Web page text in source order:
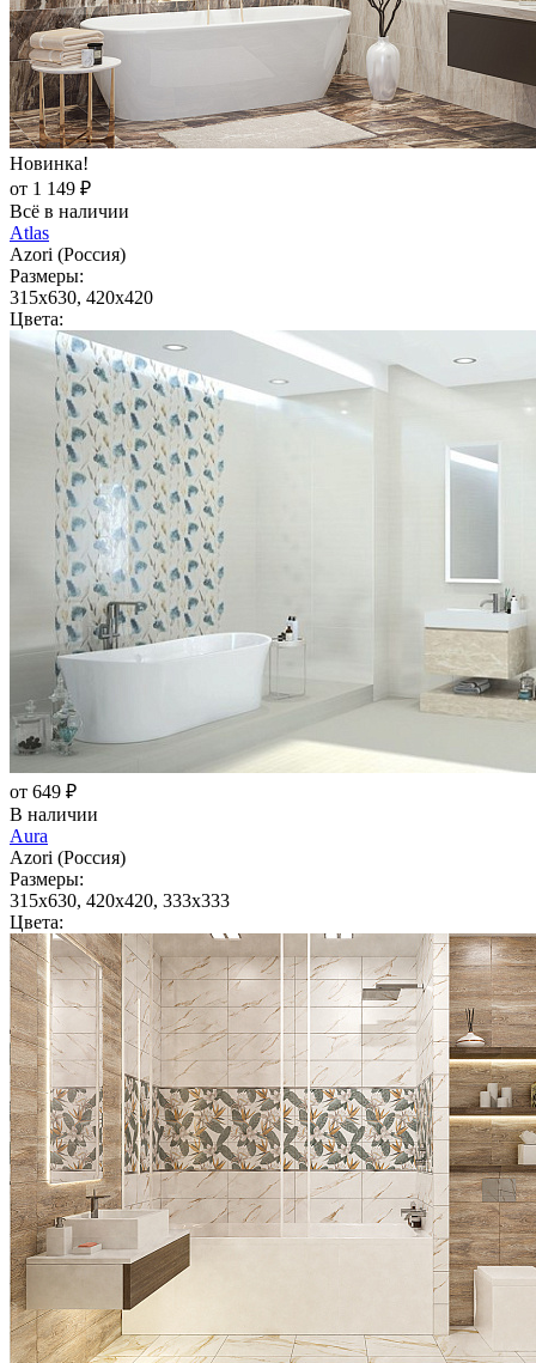
Новинка!
от 1 149 ₽
Всё в наличии
Atlas
Azori (Россия)
Размеры:
315x630, 420x420
Цвета:
от 649 ₽
В наличии
Aura
Azori (Россия)
Размеры:
315x630, 420x420, 333x333
Цвета: